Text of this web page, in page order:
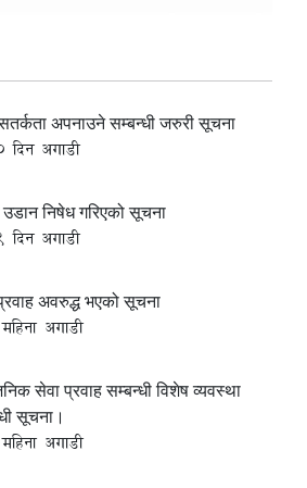
अपनाउने सम्बन्धी जरुरी सूचना
दिन अगाडी
निषेध गरिएको सूचना
दिन अगाडी
अवरुद्ध भएको सूचना
अगाडी
सेवा प्रवाह सम्बन्धी विशेष व्यवस्था
सूचना।
अगाडी